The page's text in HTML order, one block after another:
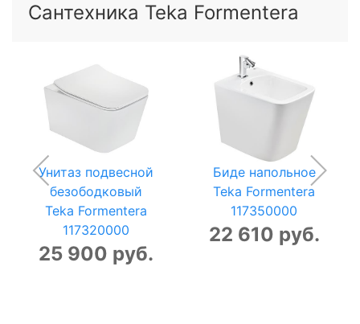
Сантехника Teka Formentera
Унитаз подвесной
безободковый
Teka Formentera
117320000
25 900 руб.
Биде напольное
Teka Formentera
117350000
22 610 руб.